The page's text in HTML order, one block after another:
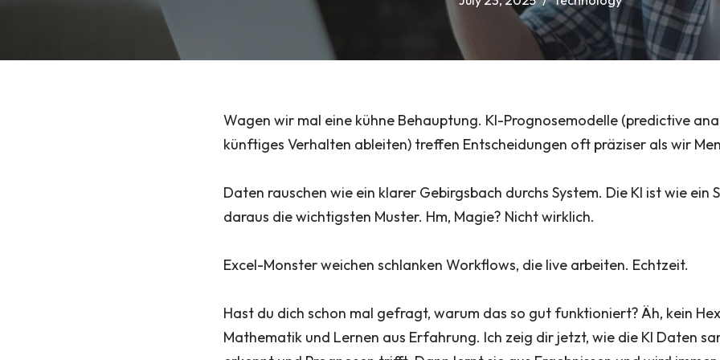
Wagen wir mal eine kühne Behauptung. KI-Prognosemodelle (predictive
künftiges Verhalten ableiten) treffen Entscheidungen oft präziser als wir
Daten rauschen wie ein klarer Gebirgsbach durchs System. Die KI ist wie ein
daraus die wichtigsten Muster. Hm, Magie? Nicht wirklich.
Excel-Monster weichen schlanken Workflows, die live arbeiten. Echtzeit.
Hast du dich schon mal gefragt, warum das so gut funktioniert? Äh, kein
Mathematik und Lernen aus Erfahrung. Ich zeig dir jetzt, wie die KI Daten